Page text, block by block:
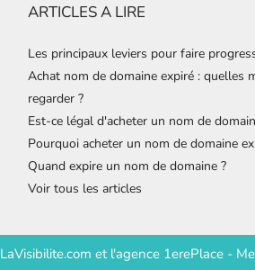
ARTICLES A LIRE
Les principaux leviers pour faire
Achat nom de domaine expiré : quelles
regarder ?
Est-ce légal d'acheter un nom de
Pourquoi acheter un nom de domaine
Quand expire un nom de domaine ?
Voir tous les articles
LaVisibilite.com etl'agence 1erePlace -